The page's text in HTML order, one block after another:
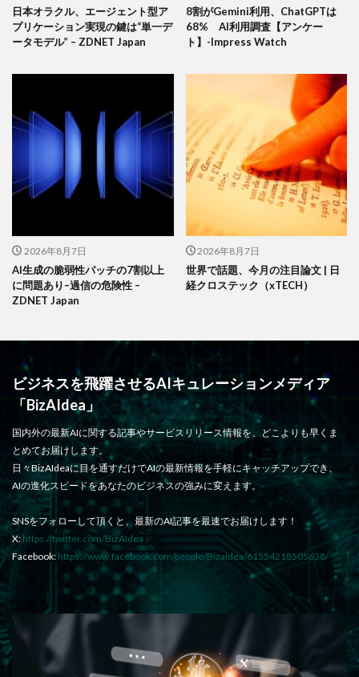
日本オラクル、エージェント型ア
プリケーション実現の鍵は“単一デ
ータモデル” – ZDNET Japan
8割がGemini利用、ChatGPTは
68% AI利用調査【アンケー
ト】-Impress Watch
2026年8月7日
AI生成の脆弱性パッチの7割以上
に問題あり–過信の危険性 –
ZDNET Japan
2026年8月7日
世界で話題、今月の注目論文 | 日
経クロステック（xTECH）
ビジネスを飛躍させるAIキュレーションメディア
「BizAIdea」
国内外の最新AIに関する記事やサービスリリース情報を、どこよりも早くま
とめてお届けします。
日々BizAIdeaに目を通すだけでAIの最新情報を手軽にキャッチアップでき、
AIの進化スピードをあなたのビジネスの強みに変えます。
SNSをフォローして頂くと、最新のAI記事を最速でお届けします！
X: https://twitter.com/BizAIdea
Facebook: https://www.facebook.com/people/Bizaidea/61554218505638/